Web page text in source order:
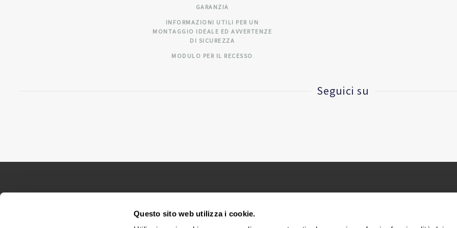
Questo sito web utilizza i cookie.
GARANZIA
INFORMAZIONI UTILI PER UN
MONTAGGIO IDEALE ED AVVERTENZE
DI SICUREZZA
MODULO PER IL RECESSO
Seguici su
02418320376 |Reg. delle imprese di Bologna n. 283433 |Reg. Società N. 37017 Trib.
Sede Legale e Uffici via E. Collamarini, 25 – 40138 Bologna –